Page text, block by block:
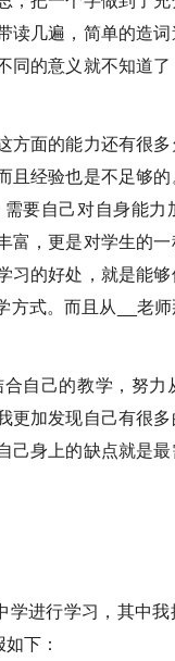
读几遍，简单的造
同的意义就不知道
方面的能力还有很
且经验也是不足够
要自己对自身能力
富，更是对学生的
习的好处，就是能
式。而且从__老
自己的教学，努力
更加发现自己有很
己身上的缺点就是
进行学习，其中
下：